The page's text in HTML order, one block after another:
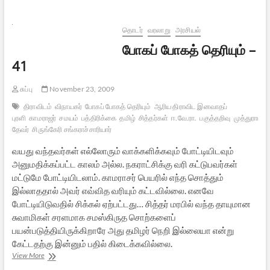
தொடர் வரலாறு அரசியல்
போகப் போகத் தெரியும் –
41
சுப்பு
November 23, 2009
திராவிடம் விநாயகர் போகப் போகத் தெரியும் ஆரிய திராவிட இனவாதப்
புரளி காமராஜர் சமயம் பத்திரிக்கை தமிழ் சித்தர்கள் ஈ.வே.ரா. பகுத்தறிவு
தேவர் சிருங்கேரி சங்கராச்சாரியார்
வயது வந்தவர்கள் எல்லோரும் வாக்களிக்கவும் போட்டியிடவும்
அனுமதிக்கப்பட்ட காலம் அல்ல. நகராட்சிக்கு வரி கட்டுபவர்கள்
மட்டுமே போட்டியிடலாம். காமராசர் பெயரில் எந்த சொத்தும்
இல்லாததால் அவர் எவ்வித வரியும் கட்டவில்லை. எனவே
போட்டியிடுவதில் சிக்கல் ஏற்பட்டது… சித்தர் மரபில் வந்த தாயுமான
சுவாமிகள் சரளமாக சமஸ்கிருத சொற்களைப்
பயன்படுத்தியிருக்கிறாரே அது தமிழர் நெறி இல்லையா என்று
கேட்டதற்கு இன்னும் பதில் கிடைக்கவில்லை.
View Moreபோகப்